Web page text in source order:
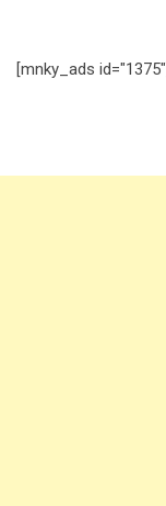
[mnky_ads id="1375"]